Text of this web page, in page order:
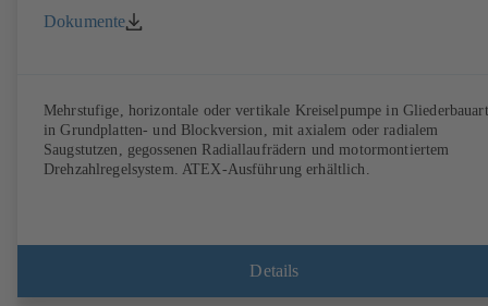
Dokumente
Mehrstufige, horizontale oder vertikale Kreiselpumpe in
in Grundplatten- und Blockversion, mit axialem oder radialem
Saugstutzen, gegossenen Radiallaufrädern und motormontiertem
Drehzahlregelsystem. ATEX-Ausführung erhältlich.
Details